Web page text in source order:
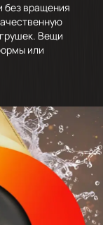
без вращения
Вещи
или